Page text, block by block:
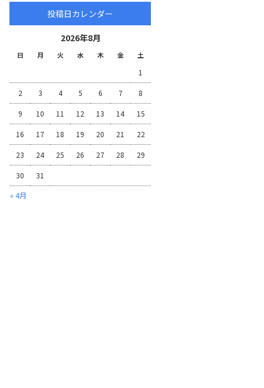
投稿日カレンダー
2026年8月
日 月 火 水 木 金 土
« 4月
1
2 3 4 5 6 7 8
9 10 11 12 13 14 15
16 17 18 19 20 21 22
23 24 25 26 27 28 29
30 31